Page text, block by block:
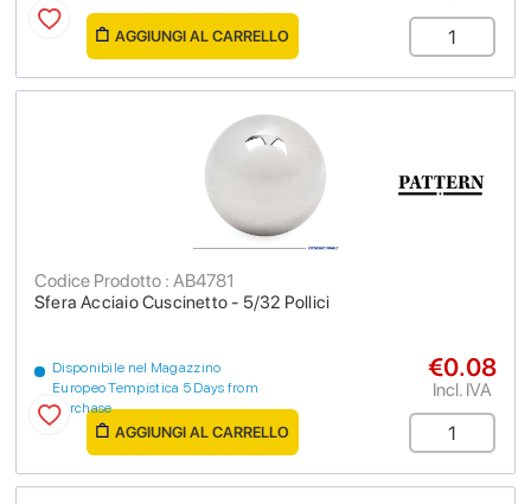
AGGIUNGI AL CARRELLO
Sfera Acciaio Cuscinetto - 5/32 Pollici
Codice Prodotto : AB4781
Disponibile nel Magazzino
Europeo Tempistica 5 Days from
purchase
€0.08
Incl. IVA
AGGIUNGI AL CARRELLO